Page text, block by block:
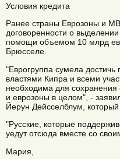
Условия кредита
Ранее страны Еврозоны и
договоренности о
помощи объемом 10 млрд
Брюсселе.
"Еврогруппа сумела достичь
властями Кипра и всеми
необходима для
и еврозоны в целом", -
Йерун Дейсселблум, который
"Русские, которые
уедут отсюда вместе со
Мария,